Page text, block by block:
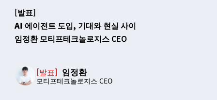
[발표]
AI 에이전트 도입, 기대와 현실 사이
임정환 모티프테크놀로지스 CEO
[발표] 임정환
모티프테크놀로지스 CEO